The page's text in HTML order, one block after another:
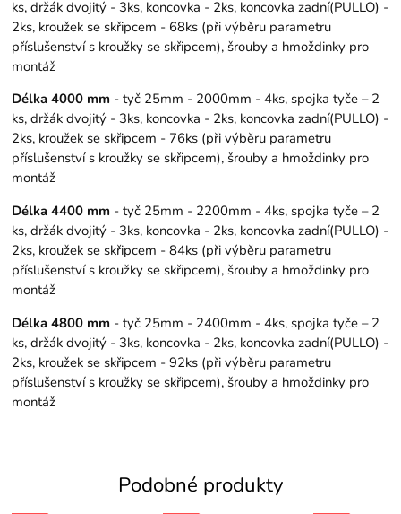
ks, držák dvojitý - 3ks, koncovka - 2ks, koncovka zadní(PULLO) -
2ks, kroužek se skřipcem - 68ks (při výběru parametru
příslušenství s kroužky se skřipcem), šrouby a hmoždinky pro
montáž
Délka 4000 mm - tyč 25mm - 2000mm - 4ks, spojka tyče – 2
ks, držák dvojitý - 3ks, koncovka - 2ks, koncovka zadní(PULLO) -
2ks, kroužek se skřipcem - 76ks (při výběru parametru
příslušenství s kroužky se skřipcem), šrouby a hmoždinky pro
montáž
Délka 4400 mm - tyč 25mm - 2200mm - 4ks, spojka tyče – 2
ks, držák dvojitý - 3ks, koncovka - 2ks, koncovka zadní(PULLO) -
2ks, kroužek se skřipcem - 84ks (při výběru parametru
příslušenství s kroužky se skřipcem), šrouby a hmoždinky pro
montáž
Délka 4800 mm - tyč 25mm - 2400mm - 4ks, spojka tyče – 2
ks, držák dvojitý - 3ks, koncovka - 2ks, koncovka zadní(PULLO) -
2ks, kroužek se skřipcem - 92ks (při výběru parametru
příslušenství s kroužky se skřipcem), šrouby a hmoždinky pro
montáž
Podobné produkty